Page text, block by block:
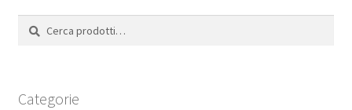
Cerca:
Cerca
Categorie